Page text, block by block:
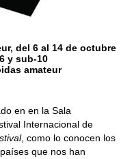
del 6 al 14 de octubre
y sub-10
amateur
en en la Sala
Internacional de
, como lo conocen los
que nos han